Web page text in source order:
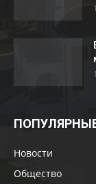
Новости
Общество